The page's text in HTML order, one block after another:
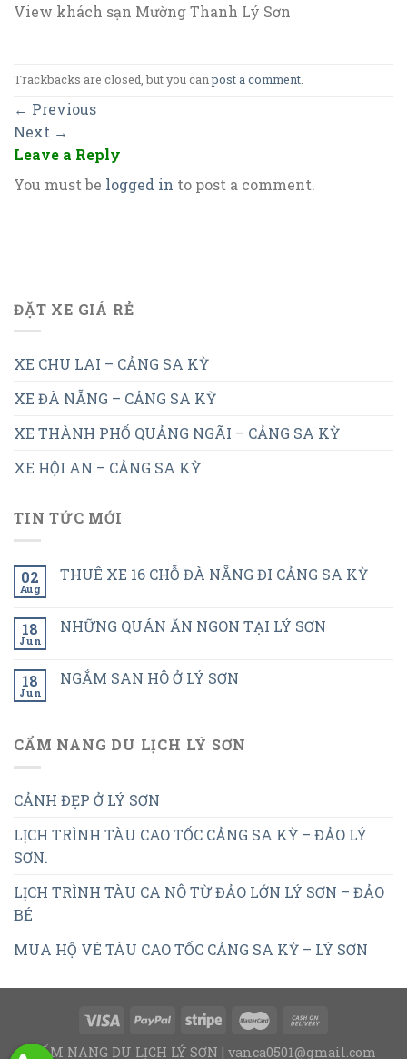
View khách sạn Mường Thanh Lý Sơn
Trackbacks are closed, but you canpost a comment.
← Previous
Next →
Leave a Reply
You must be logged in to post a comment.
ĐẶT XE GIÁ RẺ
XE CHU LAI – CẢNG SA KỲ
XE ĐÀ NẴNG – CẢNG SA KỲ
XE THÀNH PHỐ QUẢNG NGÃI – CẢNG SA KỲ
XE HỘI AN – CẢNG SA KỲ
TIN TỨC MỚI
02
Aug
THUÊ XE 16 CHỖ ĐÀ NẴNG ĐI CẢNG SA KỲ
18
Jun
NHỮNG QUÁN ĂN NGON TẠI LÝ SƠN
18
Jun
NGẮM SAN HÔ Ở LÝ SƠN
CẨM NANG DU LỊCH LÝ SƠN
CẢNH ĐẸP Ở LÝ SƠN
LỊCH TRÌNH TÀU CAO TỐC CẢNG SA KỲ – ĐẢO LÝ
SƠN.
LỊCH TRÌNH TÀU CA NÔ TỪ ĐẢO LỚN LÝ SƠN – ĐẢO
BÉ
MUA HỘ VÉ TÀU CAO TỐC CẢNG SA KỲ – LÝ SƠN
CẨM NANG DU LỊCH LÝ SƠN | vanca0501@gmail.com